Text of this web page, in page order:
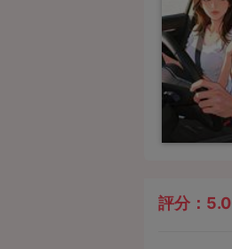
耽美短篇
恐怖懸疑
懸疑恐怖
評分： 5.0